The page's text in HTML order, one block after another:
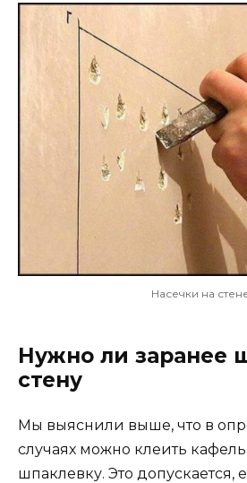
Насечки на
Нужно ли заранее
стену
Мы выяснили выше, что в
случаях можно клеить
шпаклевку. Это допускается,